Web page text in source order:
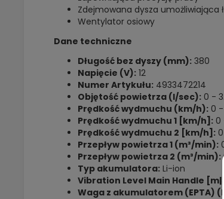
Zdejmowana dysza umożliwiająca
Wentylator osiowy
Dane techniczne
Długość bez dyszy (mm): 380
Napięcie (V): 12
Numer Artykułu: 4933472214
Objętość powietrza (l/sec): 0 -
Prędkość wydmuchu (km/h): 0 -
Prędkość wydmuchu 1 [km/h]: 0
Prędkość wydmuchu 2 [km/h]:
Przepływ powietrza 1 (m³/min):
Przepływ powietrza 2 (m³/min):
Typ akumulatora: Li-ion
Vibration Level Main Handle
Waga z akumulatorem (EPTA)